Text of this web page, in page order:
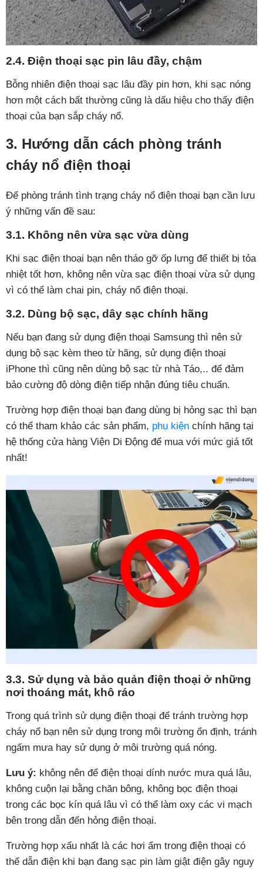
2.4. Điện thoại sạc pin lâu đầy, chậm
Bỗng nhiên điện thoại sạc lâu đầy pin hơn, khi sạc nóng
hơn một cách bất thường cũng là dấu hiệu cho thấy điện
thoại của bạn sắp cháy nổ.
3. Hướng dẫn cách phòng tránh
cháy nổ điện thoại
Để phòng tránh tình trạng cháy nổ điện thoại bạn cần lưu
ý những vấn đề sau:
3.1. Không nên vừa sạc vừa dùng
Khi sạc điện thoại bạn nên tháo gỡ ốp lưng để thiết bị tỏa
nhiệt tốt hơn, không nên vừa sạc điện thoại vừa sử dụng
vì có thể làm chai pin, cháy nổ điện thoại.
3.2. Dùng bộ sạc, dây sạc chính hãng
Nếu bạn đang sử dụng điện thoại Samsung thì nên sử
dụng bộ sạc kèm theo từ hãng, sử dụng điện thoại
iPhone thì cũng nên dùng bộ sạc từ nhà Táo,.. để đảm
bảo cường độ dòng điện tiếp nhận đúng tiêu chuẩn.
Trường hợp điện thoại bạn đang dùng bị hỏng sạc thì bạn
có thể tham khảo các sản phẩm, phụ kiện chính hãng tại
hệ thống cửa hàng Viện Di Động để mua với mức giá tốt
nhất!
3.3. Sử dụng và bảo quản điện thoại ở những
nơi thoáng mát, khô ráo
Trong quá trình sử dụng điện thoại để tránh trường hợp
cháy nổ bạn nên sử dụng trong môi trường ổn định, tránh
ngấm mưa hay sử dụng ở môi trường quá nóng.
Lưu ý: không nên để điện thoại dính nước mưa quá lâu,
không cuộn lại bằng chăn bông, không bọc điện thoại
trong các bọc kín quá lâu vì có thể làm oxy các vi mạch
bên trong dẫn đến hỏng điện thoại.
Trường hợp xấu nhất là các hơi ẩm trong điện thoại có
thể dẫn điện khi bạn đang sạc pin làm giật điện gây nguy